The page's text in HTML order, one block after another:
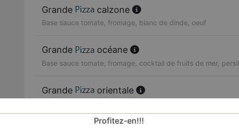
Grande calzone
Base sauce tomate, fromage, blanc de dinde, oeuf
Grande océane
Base sauce tomate, fromage, cocktail de fruits de mer, persil
Grande orientale
Profitez-en!!!